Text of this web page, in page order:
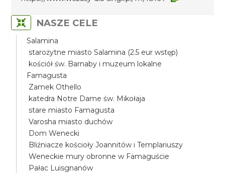
NASZE CELE
Salamina
starożytne miasto Salamina (2.5 eur wstęp)
kościół św. Barnaby i muzeum lokalne
Famagusta
Zamek Othello
katedra Notre Dame św. Mikołaja
stare miasto Famagusta
Varosha miasto duchów
Dom Wenecki
Bliźniacze kościoły Joannitów i Templariuszy
Weneckie mury obronne w Famaguście
Pałac Luisgnanów